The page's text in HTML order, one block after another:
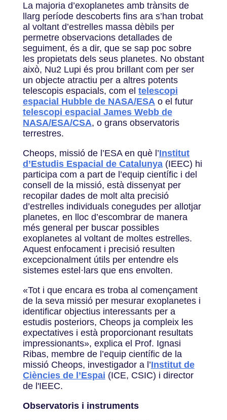
La majoria d’exoplanetes amb trànsits de
llarg període descoberts fins ara s’han trobat
al voltant d’estrelles massa dèbils per
permetre observacions detallades de
seguiment, és a dir, que se sap poc sobre
les propietats dels seus planetes. No obstant
això, Nu2 Lupi és prou brillant com per ser
un objecte atractiu per a altres potents
telescopis espacials, com el telescopi
espacial Hubble de NASA/ESAo el futur
telescopi espacial James Webb de
NASA/ESA/CSA, o grans observatoris
terrestres.
Cheops, missió de l’ESA en què l’Institut
d’Estudis Espacial de Catalunya(IEEC) hi
participa com a part de l’equip científic i del
consell de la missió, està dissenyat per
recopilar dades de molt alta precisió
d’estrelles individuals conegudes per allotjar
planetes, en lloc d’escombrar de manera
més general per buscar possibles
exoplanetes al voltant de moltes estrelles.
Aquest enfocament i precisió resulten
excepcionalment útils per entendre els
sistemes estel·lars que ens envolten.
«Tot i que encara es troba al començament
de la seva missió per mesurar exoplanetes i
identificar objectius interessants per a
estudis posteriors, Cheops ja compleix les
expectatives i està proporcionant resultats
impressionants», explica el Prof. Ignasi
Ribas, membre de l’equip científic de la
missió Cheops, investigador a l’Institut de
Ciències de l’Espai (ICE, CSIC) i director
de l'IEEC.
Observatoris i instruments